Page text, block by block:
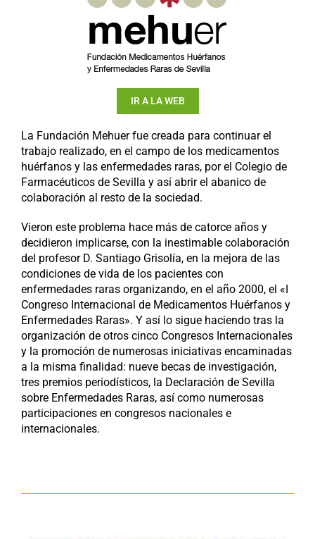
IR A LA WEB
La Fundación Mehuer fue creada para continuar el
trabajo realizado, en el campo de los medicamentos
huérfanos y las enfermedades raras, por el Colegio de
Farmacéuticos de Sevilla y así abrir el abanico de
colaboración al resto de la sociedad.
Vieron este problema hace más de catorce años y
decidieron implicarse, con la inestimable colaboración
del profesor D. Santiago Grisolía, en la mejora de las
condiciones de vida de los pacientes con
enfermedades raras organizando, en el año 2000, el «I
Congreso Internacional de Medicamentos Huérfanos y
Enfermedades Raras». Y así lo sigue haciendo tras la
organización de otros cinco Congresos Internacionales
y la promoción de numerosas iniciativas encaminadas
a la misma finalidad: nueve becas de investigación,
tres premios periodísticos, la Declaración de Sevilla
sobre Enfermedades Raras, así como numerosas
participaciones en congresos nacionales e
internacionales.